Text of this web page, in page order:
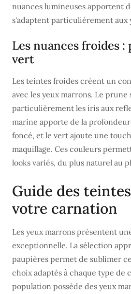
nuances lumineuses apportent
s'adaptent particulièrement aux
Les nuances froides
vert
Les teintes froides créent un
avec les yeux marrons. Le prune
particulièrement les iris aux
marine apporte de la
foncé, et le vert ajoute une
maquillage. Ces couleurs
looks variés, du plus naturel au
Guide des
votre carnation
Les yeux marrons présentent
exceptionnelle. La sélection
paupières permet de sublimer
choix adaptés à chaque type de
population possède des yeux